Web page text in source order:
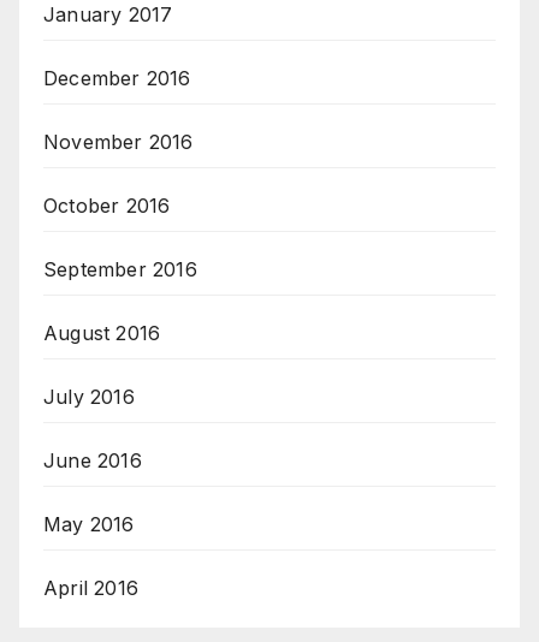
January 2017
December 2016
November 2016
October 2016
September 2016
August 2016
July 2016
June 2016
May 2016
April 2016